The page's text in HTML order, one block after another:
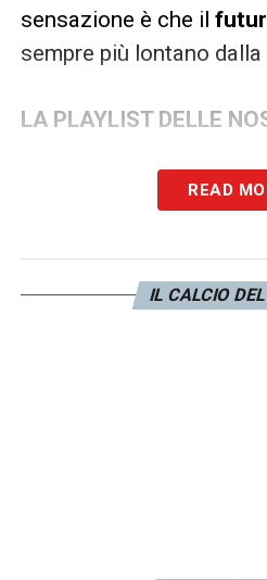
sensazione è che il
sempre più lontano
LA PLAYLIST DELLE
READ
IL CALCIO